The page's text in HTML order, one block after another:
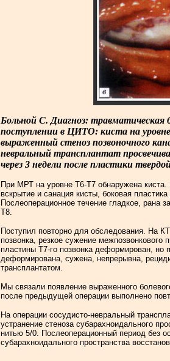
Больной С. Диагноз: травматическая
поступлении в ЦИТО: киста на
выраженный стеноз позвоночного
невральный трансплантат
через 3 недели после пластики
При МРТ на уровне Т6-Т7 обнаружена
вскрытие и санация кисты, боковая
Послеоперационное течение гладкое, рана
Т8.
Поступил повторно для обследования. На
позвонка, резкое сужение
пластины Т7-го позвонка деформирован, но
деформирована, сужена, непрерывна,
трансплантатом.
Мы связали появление выраженного
после предыдущей операции выполнено
На операции сосудисто-невральный
устранение стеноза субарахноидального
нитью 5/0. Послеоперационный период без
субарахноидального пространства